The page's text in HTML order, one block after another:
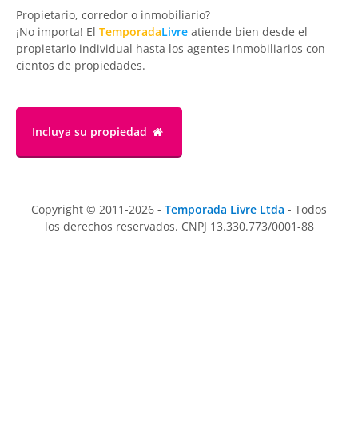
Propietario, corredor o inmobiliario?
¡No importa! El TemporadaLivre atiende bien desde el
propietario individual hasta los agentes inmobiliarios con
cientos de propiedades.
Incluya su propiedad
Copyright © 2011-2026 - Temporada Livre Ltda - Todos
los derechos reservados. CNPJ 13.330.773/0001-88